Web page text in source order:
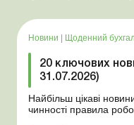
Новини Щоденний
20 ключових
31.07.2026)
Найбільш цікаві
чинності правила